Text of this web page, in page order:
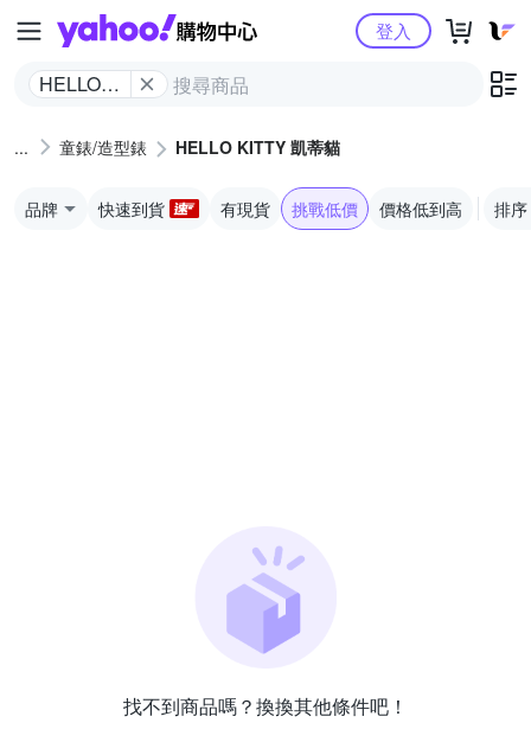
Yahoo購物中心
HELLO
蒂貓
登入
童錶/造型錶 HELLO KITTY 凱蒂貓
品牌 快速到貨 有現貨 挑戰低價 價格低到高 排序
找不到商品嗎？換換其他條件吧！